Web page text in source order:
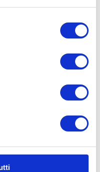
completamente